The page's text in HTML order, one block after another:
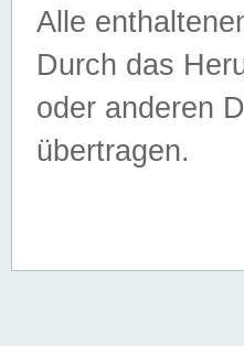
Alle
Durch das
oder anderen
übertragen.